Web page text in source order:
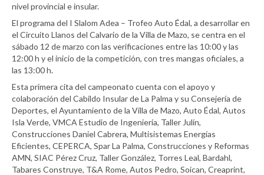
nivel provincial e insular.
El programa del I Slalom Adea – Trofeo Auto Édal, a desarrollar en
el Circuito Llanos del Calvario de la Villa de Mazo, se centra en el
sábado 12 de marzo con las verificaciones entre las 10:00 y las
12:00 h y el inicio de la competición, con tres mangas oficiales, a
las 13:00 h.
Esta primera cita del campeonato cuenta con el apoyo y
colaboración del Cabildo Insular de La Palma y su Consejería de
Deportes, el Ayuntamiento de la Villa de Mazo, Auto Édal, Autos
Isla Verde, VMCA Estudio de Ingeniería, Taller Julín,
Construcciones Daniel Cabrera, Multisistemas Energías
Eficientes, CEPERCA, Spar La Palma, Construcciones y Reformas
AMN, SIAC Pérez Cruz, Taller González, Torres Leal, Bardahl,
Tabares Construye, T&A Rome, Autos Pedro, Soican, Creaprint,